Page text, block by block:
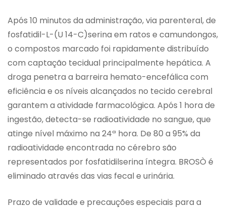
Após 10 minutos da administração, via parenteral, de
fosfatidil-L-(U 14-C)serina em ratos e camundongos,
o compostos marcado foi rapidamente distribuído
com captação tecidual principalmente hepática. A
droga penetra a barreira hemato-encefálica com
eficiência e os níveis alcançados no tecido cerebral
garantem a atividade farmacológica. Após 1 hora de
ingestão, detecta-se radioatividade no sangue, que
atinge nível máximo na 24ª hora. De 80 a 95% da
radioatividade encontrada no cérebro são
representados por fosfatidilserina íntegra. BROSÒ é
eliminado através das vias fecal e urinária.
Prazo de validade e precauções especiais para a